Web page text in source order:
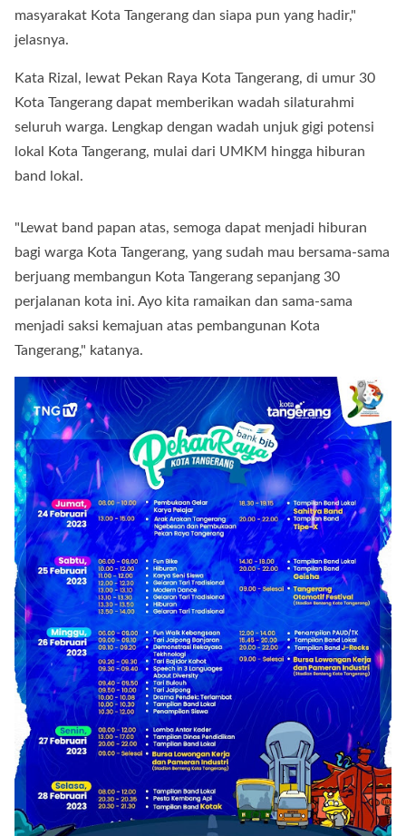
masyarakat Kota Tangerang dan siapa pun yang hadir,"
jelasnya.
Kata Rizal, lewat Pekan Raya Kota Tangerang, di umur 30
Kota Tangerang dapat memberikan wadah silaturahmi
seluruh warga. Lengkap dengan wadah unjuk gigi potensi
lokal Kota Tangerang, mulai dari UMKM hingga hiburan
band lokal.
"Lewat band papan atas, semoga dapat menjadi hiburan
bagi warga Kota Tangerang, yang sudah mau bersama-sama
berjuang membangun Kota Tangerang sepanjang 30
perjalanan kota ini. Ayo kita ramaikan dan sama-sama
menjadi saksi kemajuan atas pembangunan Kota
Tangerang," katanya.